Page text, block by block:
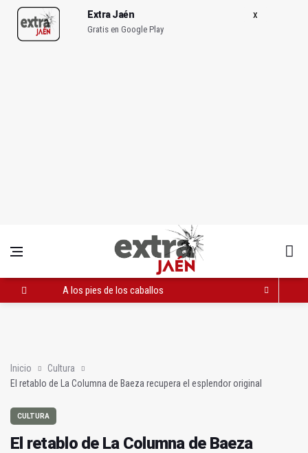
Extra Jaén
Gratis en Google Play
A los pies de los caballos
Inicio
Cultura
El retablo de La Columna de Baeza recupera el esplendor original
CULTURA
El retablo de La Columna de Baeza